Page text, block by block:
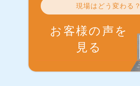
現場はどう変わる？
お客様の声を
見る